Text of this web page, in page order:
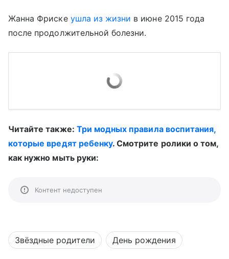
Жанна Фриске ушла из жизни в июне 2015 года
после продолжительной болезни.
Читайте также: Три модных правила воспитания,
которые вредят ребенку. Смотрите ролики о том,
как нужно мыть руки:
Контент недоступен
Звёздные родители День рождения